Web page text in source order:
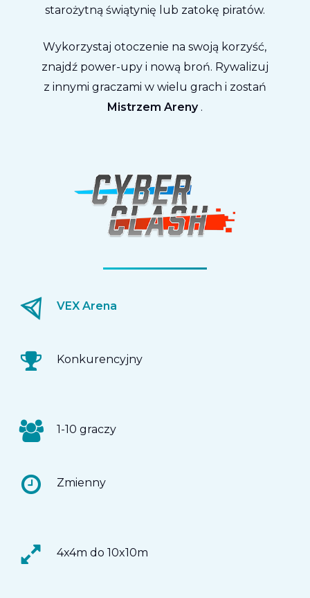
VEX Arena
Konkurencyjny
1-10 graczy
Zmienny
4x4m do 10x10m
starożytną świątynię lub zatokę piratów.
Wykorzystaj otoczenie na swoją korzyść,
znajdź power-upy i nową broń. Rywalizuj
z innymi graczami w wielu grach i zostań
Mistrzem Areny.